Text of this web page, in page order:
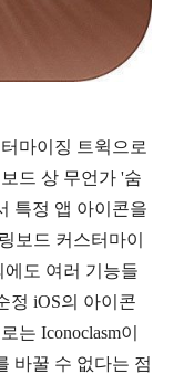
마이징 트윅으로
드 상 무언가 '숨
특정 앱 아이콘을
보드 커스터마이
도 여러 기능들
정 iOS의 아이콘
는 Iconoclasm이
바꿀 수 없다는 점